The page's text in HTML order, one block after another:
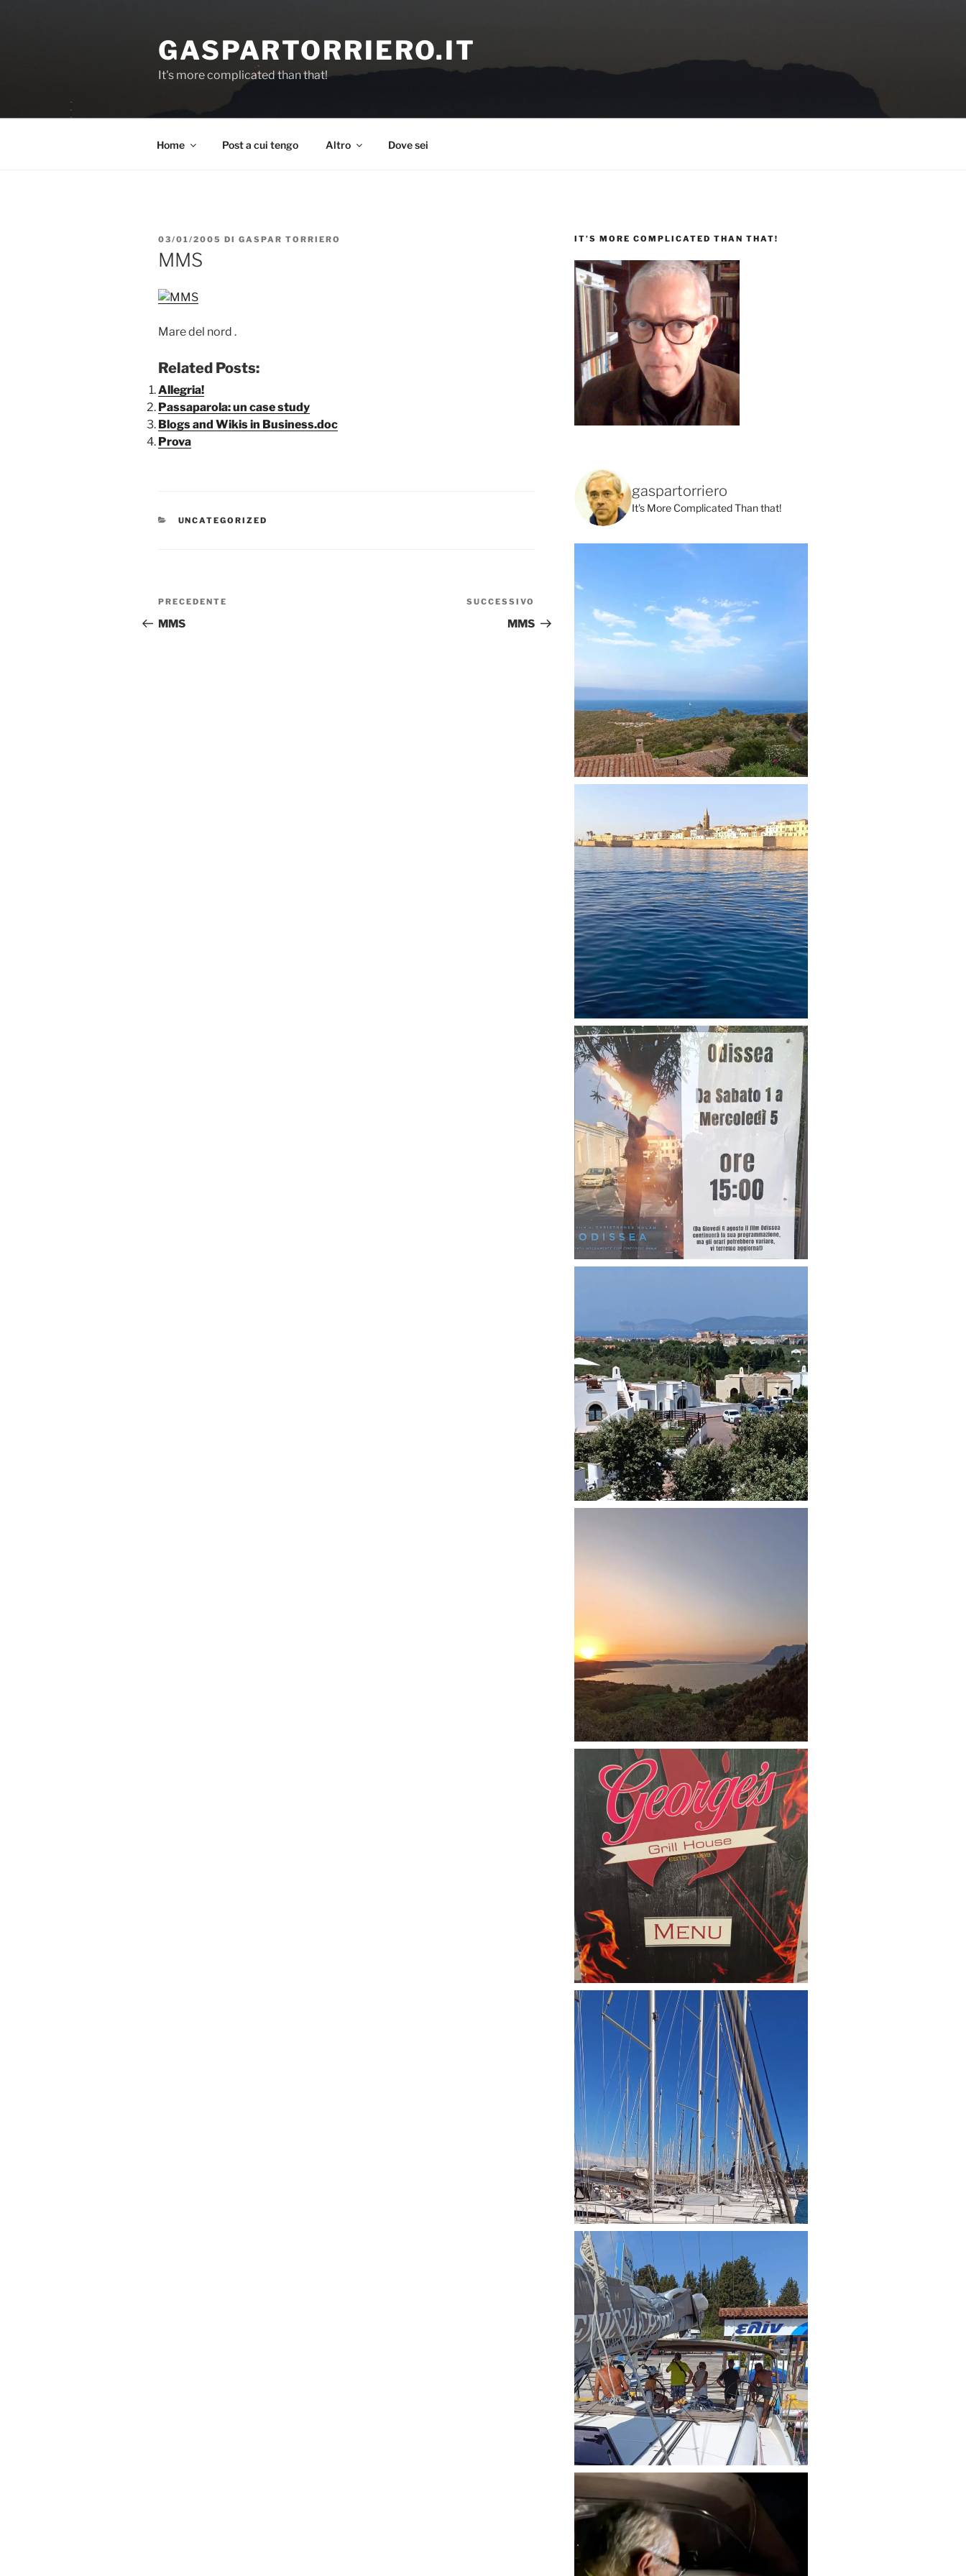
GASPARTORRIERO.IT
It's more complicated than that!
Home Post a cui tengo Altro Dove sei
PUBBLICATO
IL
03/01/2005 DI GASPAR TORRIERO
MMS
Mare del nord .
Related Posts:
Allegria!
Passaparola: un case study
Blogs and Wikis in Business.doc
Prova
CATEGORIE
UNCATEGORIZED
Navigazione
articoli
Articolo
precedente:
PRECEDENTE
MMS
successivo
SUCCESSIVO
MMS
IT’S MORE COMPLICATED THAN THAT!
gaspartorriero
It's More Complicated Than that!